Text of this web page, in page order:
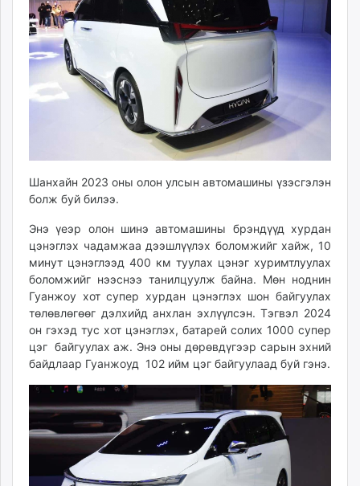
ikon.mn
mnb.mn
Livetv.mn
Eguur.mn
24tsag.mn
today.mn
mminfo.mn
ugluu.mn
urlag.mn
unen.mn
asu.mn
shudarga.mn
shuurhai.mn
unuudur.mn
isee.mn
mglradio.com
fact.mn
itoim.mn
tumen.mn
Шанхайн 2023 оны олон улсын автомашины үзэсгэлэн
болж буй билээ.
Энэ үеэр олон шинэ автомашины брэндүүд хурдан
цэнэглэх чадамжаа дээшлүүлэх боломжийг хайж, 10
минут цэнэглээд 400 км туулах цэнэг хуримтлуулах
боломжийг нээснээ танилцуулж байна. Мөн ноднин
Гуанжоу хот супер хурдан цэнэглэх шон байгуулах
төлөвлөгөөг дэлхийд анхлан эхлүүлсэн. Тэгвэл 2024
он гэхэд тус хот цэнэглэх, батарей солих 1000 супер
цэг байгуулах аж. Энэ оны дөрөвдүгээр сарын эхний
байдлаар Гуанжоуд 102 ийм цэг байгуулаад буй гэнэ.